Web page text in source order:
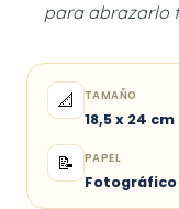
para
📐 TAMAÑO
18,5 x 24 cm
📝 PAPEL
Fotográfico